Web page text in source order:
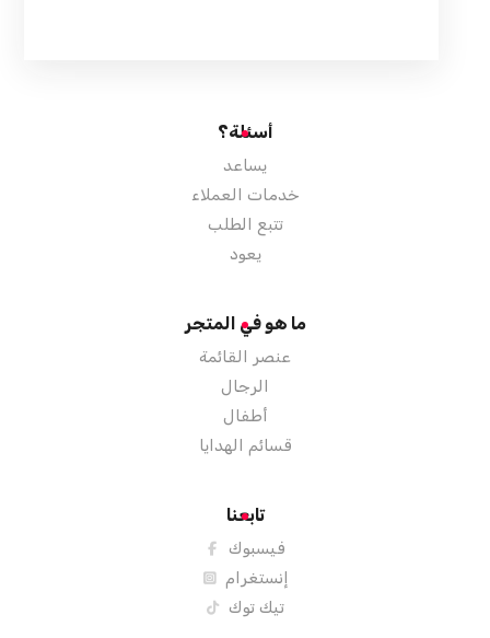
أسئلة؟
يساعد
خدمات العملاء
تتبع الطلب
يعود
ما هو في المتجر
عنصر القائمة
الرجال
أطفال
قسائم الهدايا
تابعنا
فيسبوك
إنستغرام
تيك توك